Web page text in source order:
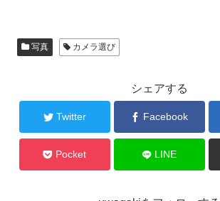
写真 カメラ選び
シェアする
Twitter Facebook
Pocket LINE